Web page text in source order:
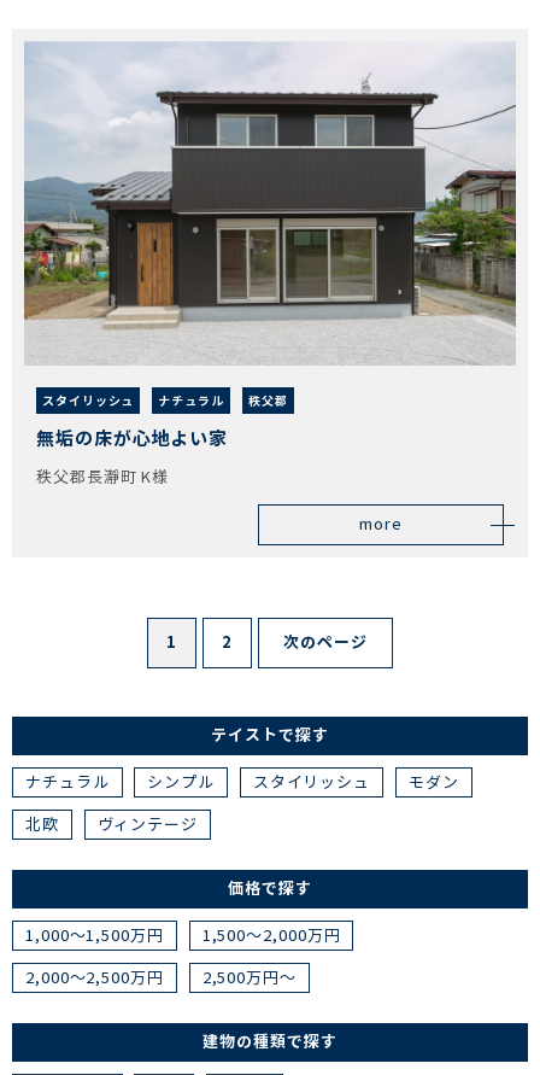
スタイリッシュ ナチュラル 秩父郡
無垢の床が心地よい家
秩父郡長瀞町 K様
more
1 2 次のページ
テイストで探す
ナチュラル シンプル スタイリッシュ モダン
北欧 ヴィンテージ
価格で探す
1,000～1,500万円 1,500～2,000万円
2,000～2,500万円 2,500万円～
建物の種類で探す